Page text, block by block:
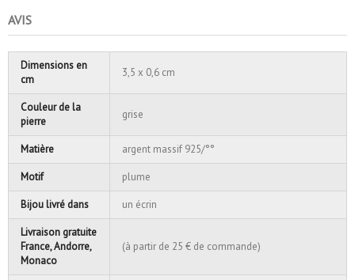
AVIS
Dimensions en
cm
3,5 x 0,6 cm
Couleur de la
pierre
grise
Matière argent massif 925/°°
Motif plume
Bijou livré dans un écrin
Livraison gratuite
France, Andorre,
Monaco
(à partir de 25 € de commande)